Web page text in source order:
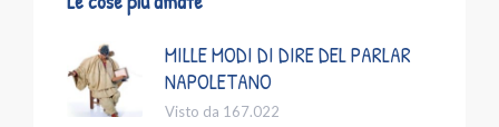
MILLE MODI DI DIRE DEL PARLAR
NAPOLETANO
Visto da 167.022